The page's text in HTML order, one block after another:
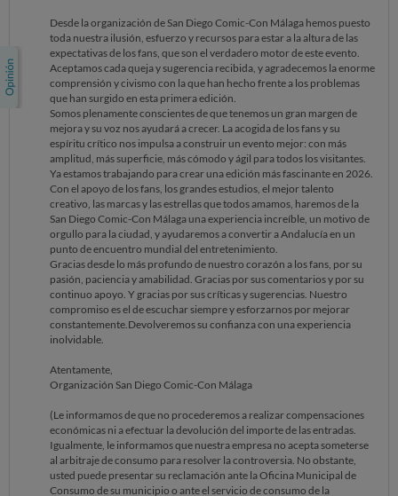
Desde la organización de San Diego Comic-Con Málaga hemos puesto
toda nuestra ilusión, esfuerzo y recursos para estar a la altura de las
expectativas de los fans, que son el verdadero motor de este evento.
Aceptamos cada queja y sugerencia recibida, y agradecemos la enorme
comprensión y civismo con la que han hecho frente a los problemas
que han surgido en esta primera edición.
Somos plenamente conscientes de que tenemos un gran margen de
mejora y su voz nos ayudará a crecer. La acogida de los fans y su
espíritu crítico nos impulsa a construir un evento mejor: con más
amplitud, más superficie, más cómodo y ágil para todos los visitantes.
Ya estamos trabajando para crear una edición más fascinante en 2026.
Con el apoyo de los fans, los grandes estudios, el mejor talento
creativo, las marcas y las estrellas que todos amamos, haremos de la
San Diego Comic-Con Málaga una experiencia increíble, un motivo de
orgullo para la ciudad, y ayudaremos a convertir a Andalucía en un
punto de encuentro mundial del entretenimiento.
Gracias desde lo más profundo de nuestro corazón a los fans, por su
pasión, paciencia y amabilidad. Gracias por sus comentarios y por su
continuo apoyo. Y gracias por sus críticas y sugerencias. Nuestro
compromiso es el de escuchar siempre y esforzarnos por mejorar
constantemente.Devolveremos su confianza con una experiencia
inolvidable.
Atentamente,
Organización San Diego Comic-Con Málaga
(Le informamos de que no procederemos a realizar compensaciones
económicas ni a efectuar la devolución del importe de las entradas.
Igualmente, le informamos que nuestra empresa no acepta someterse
al arbitraje de consumo para resolver la controversia. No obstante,
usted puede presentar su reclamación ante la Oficina Municipal de
Consumo de su municipio o ante el servicio de consumo de la